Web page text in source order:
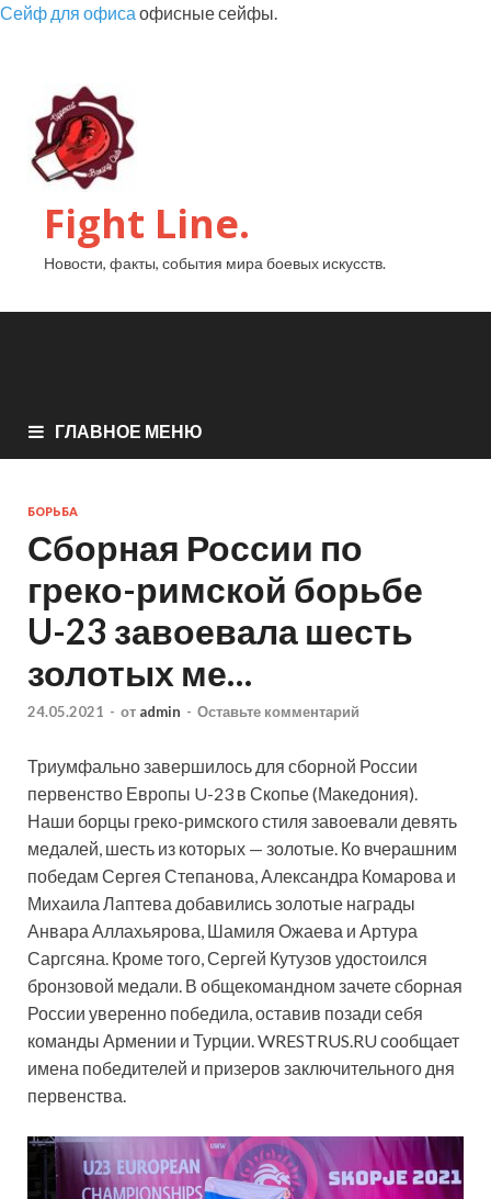
Сейф для офиса офисные сейфы.
Fight Line.
Новости, факты, события мира боевых искусств.
ГЛАВНОЕ МЕНЮ
БОРЬБА
Сборная России по
греко-римской борьбе
U-23 завоевала шесть
золотых ме…
24.05.2021 - от admin - Оставьте комментарий
Триумфально завершилось для сборной России
первенство Европы U-23 в Скопье (Македония).
Наши борцы греко-римского стиля завоевали девять
медалей, шесть из которых — золотые. Ко вчерашним
победам Сергея Степанова, Александра Комарова и
Михаила Лаптева добавились золотые награды
Анвара Аллахьярова, Шамиля Ожаева и Артура
Саргсяна. Кроме того, Сергей Кутузов удостоился
бронзовой медали. В общекомандном зачете сборная
России уверенно победила, оставив позади себя
команды Армении и Турции. WRESTRUS.RU сообщает
имена победителей и призеров заключительного дня
первенства.